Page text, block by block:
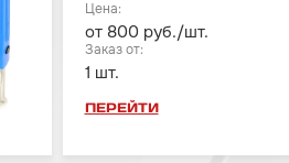
от 800 руб./шт.
1 шт.
ПЕРЕЙТИ